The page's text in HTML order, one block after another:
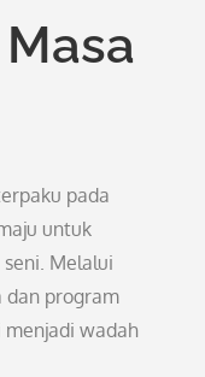
pada
untuk
Melalui
dan program
wadah